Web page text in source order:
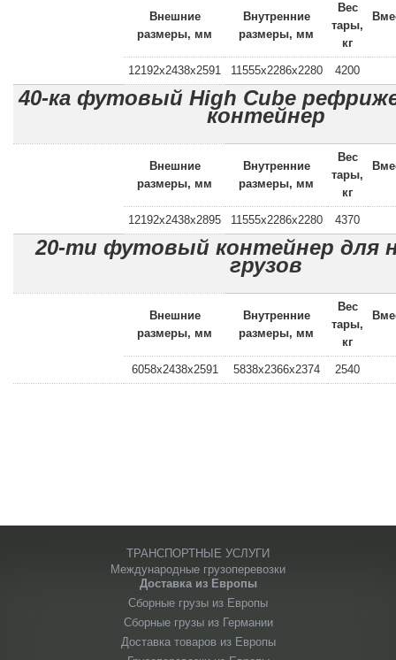
Внешние
размеры, мм
Внутренние
размеры, мм
Вес
тары,
кг
12192x2438x2591 11555x2286x2280 4200
40-ка футовый High Cube
контейнер
Внешние
размеры, мм
Внутренние
размеры, мм
Вес
тары,
кг
12192x2438x2895 11555x2286x2280 4370
20-ти футовый контейнер для
грузов
Внешние
размеры, мм
Внутренние
размеры, мм
Вес
тары,
кг
6058x2438x2591 5838x2366x2374 2540
ТРАНСПОРТНЫЕ УСЛУГИ
Международные грузоперевозки
Доставка из Европы
Сборные грузы из Европы
Сборные грузы из Германии
Доставка товаров из Европы